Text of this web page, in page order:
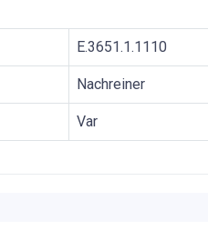
E.3651.1.1110
Nachreiner
Var